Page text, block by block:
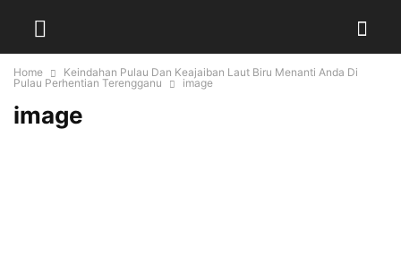
Home
Keindahan Pulau Dan Keajaiban Laut Biru Menanti Anda Di
Pulau Perhentian Terengganu
image
image